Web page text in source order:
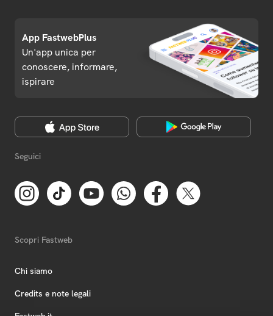
App FastwebPlus
Un'app unica per
conoscere, informare,
ispirare
Seguici
Scopri Fastweb
Chi siamo
Credits e note legali